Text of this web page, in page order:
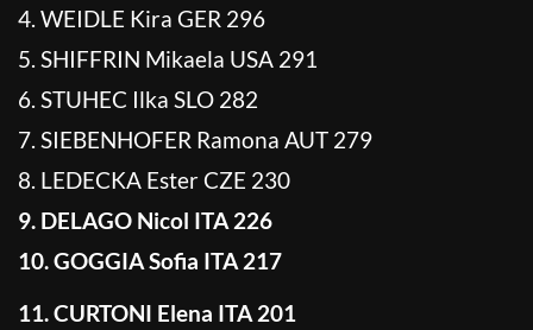
4. WEIDLE Kira GER 296
5. SHIFFRIN Mikaela USA 291
6. STUHEC Ilka SLO 282
7. SIEBENHOFER Ramona AUT 279
8. LEDECKA Ester CZE 230
9. DELAGO Nicol ITA 226
10. GOGGIA Sofia ITA 217
11. CURTONI Elena ITA 201